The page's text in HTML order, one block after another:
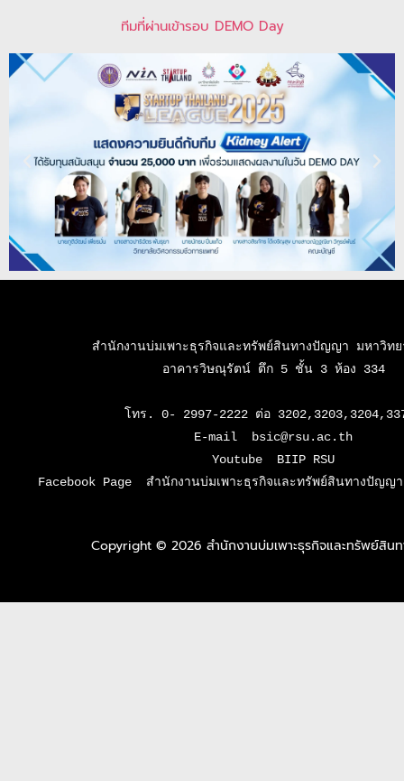
ทีมที่ผ่านเข้ารอบ DEMO Day
สำนักงานบ่มเพาะธุรกิจและทรัพย์สินทางปัญญา มหาวิทย
อาคารวิษณุรัตน์ ตึก 5 ชั้น 3 ห้อง 334
โทร. 0- 2997-2222 ต่อ
E-mail  bsic@rsu.ac.th
Youtube  BIIP RSU
Facebook Page  สำนักงานบ่มเพาะธุรกิจและทรัพย์สินทางปัญญ
Copyright © 2026 สำนักงานบ่มเพาะธุรกิจและทรัพย์สิ